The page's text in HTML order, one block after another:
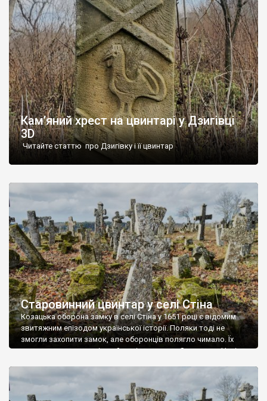
століття тут розмістили туберкульозну лікарню. Коли із
палацу виїхала лікарня – ми точно не […]
Кам’яний хрест на цвинтарі у Дзигівці
3D
Читайте статтю про Дзигівку і її цвинтар
Старовинний цвинтар у селі Стіна
Козацька оборона замку в селі Стіна у 1651 році є відомим
звитяжним епізодом української історії. Поляки тоді не
змогли захопити замок, але оборонців полягло чимало. Їх
поховали на цвинтарі, який тоді називався Замковим. Нині на
ньому чимало хрестів 19 століття, є такі, де епітафії стер […]